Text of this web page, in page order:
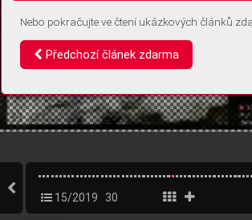
15/2019 30
Nebo pokračujte ve čtení ukázkových článků
Předchozí článek zdarma